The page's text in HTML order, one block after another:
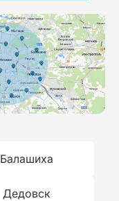
Балашиха
Дедовск